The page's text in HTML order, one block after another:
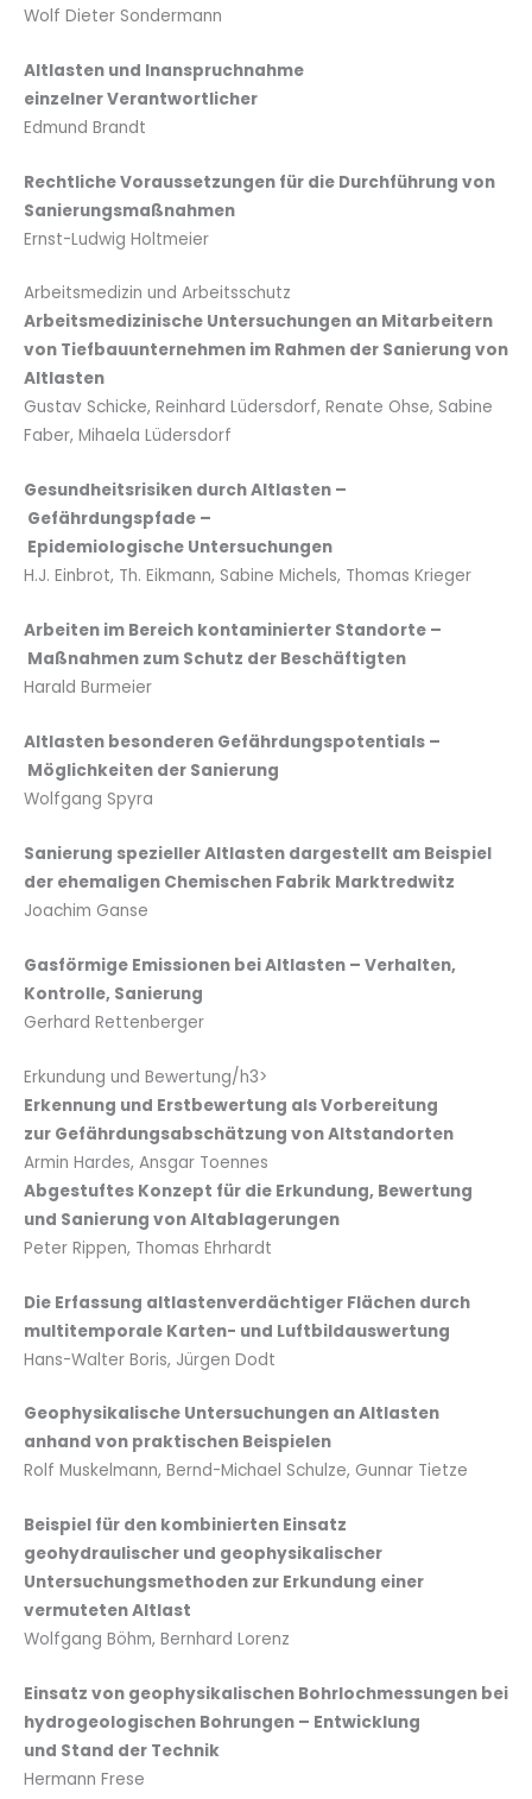
Wolf Dieter Sondermann
Altlasten und Inanspruchnahme
einzelner Verantwortlicher
Edmund Brandt
Rechtliche Voraussetzungen für die Durchführung von
Sanierungsmaßnahmen
Ernst-Ludwig Holtmeier
Arbeitsmedizin und Arbeitsschutz
Arbeitsmedizinische Untersuchungen an Mitarbeitern
von Tiefbauunternehmen im Rahmen der Sanierung von
Altlasten
Gustav Schicke, Reinhard Lüdersdorf, Renate Ohse, Sabine
Faber, Mihaela Lüdersdorf
Gesundheitsrisiken durch Altlasten –
Gefährdungspfade –
Epidemiologische Untersuchungen
H.J. Einbrot, Th. Eikmann, Sabine Michels, Thomas Krieger
Arbeiten im Bereich kontaminierter Standorte –
Maßnahmen zum Schutz der Beschäftigten
Harald Burmeier
Altlasten besonderen Gefährdungspotentials –
Möglichkeiten der Sanierung
Wolfgang Spyra
Sanierung spezieller Altlasten dargestellt am Beispiel
der ehemaligen Chemischen Fabrik Marktredwitz
Joachim Ganse
Gasförmige Emissionen bei Altlasten – Verhalten,
Kontrolle, Sanierung
Gerhard Rettenberger
Erkundung und Bewertung/h3>
Erkennung und Erstbewertung als Vorbereitung
zur Gefährdungsabschätzung von Altstandorten
Armin Hardes, Ansgar Toennes
Abgestuftes Konzept für die Erkundung, Bewertung
und Sanierung von Altablagerungen
Peter Rippen, Thomas Ehrhardt
Die Erfassung altlastenverdächtiger Flächen durch
multitemporale Karten- und Luftbildauswertung
Hans-Walter Boris, Jürgen Dodt
Geophysikalische Untersuchungen an Altlasten
anhand von praktischen Beispielen
Rolf Muskelmann, Bernd-Michael Schulze, Gunnar Tietze
Beispiel für den kombinierten Einsatz
geohydraulischer und geophysikalischer
Untersuchungsmethoden zur Erkundung einer
vermuteten Altlast
Wolfgang Böhm, Bernhard Lorenz
Einsatz von geophysikalischen Bohrlochmessungen bei
hydrogeologischen Bohrungen – Entwicklung
und Stand der Technik
Hermann Frese